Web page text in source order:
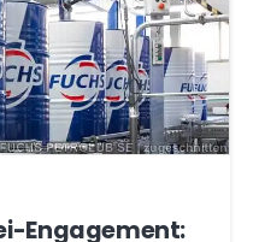
Engagement: